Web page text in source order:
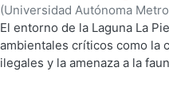
(Universidad Autónoma
de Servicios de Información.,
Carlos Daniel
El entorno de la Laguna La
ambientales críticos como la
ilegales y la amenaza a la